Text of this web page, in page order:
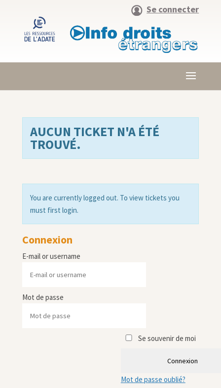
Se connecter
AUCUN TICKET N'A ÉTÉ
TROUVÉ.
You are currently logged out. To view tickets you
must first login.
Connexion
E-mail or username
Mot de passe
Se souvenir de moi
Connexion
Mot de passe oublié?